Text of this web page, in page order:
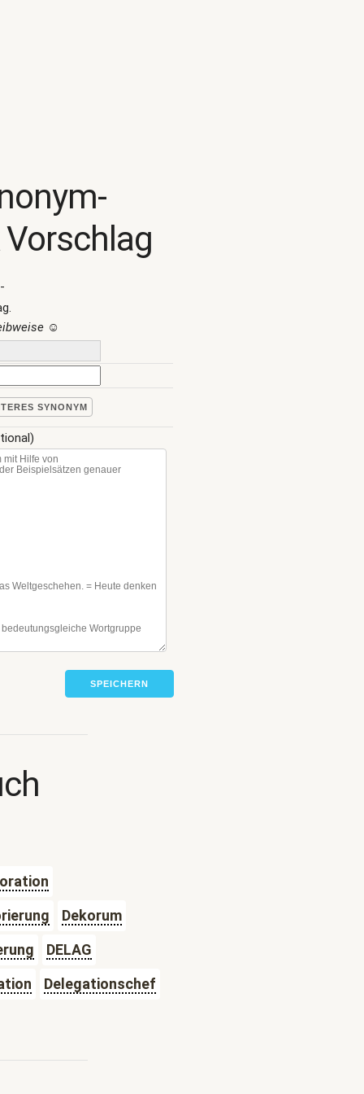
☺
SYNONYM
SPEICHERN
Dekorum
DELAG
Delegationschef